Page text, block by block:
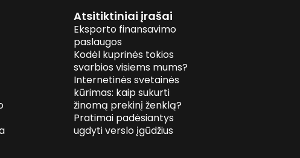
Atsitiktiniai įrašai
Eksporto finansavimo
paslaugos
Kodėl kuprinės tokios
svarbios visiems mums?
Internetinės svetainės
kūrimas: kaip sukurti
žinomą prekinį ženklą?
Pratimai padėsiantys
ugdyti verslo įgūdžius